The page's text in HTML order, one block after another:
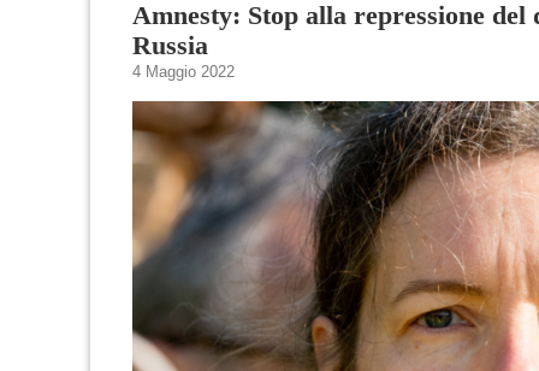
Amnesty: Stop alla repressione del
Russia
4 Maggio 2022